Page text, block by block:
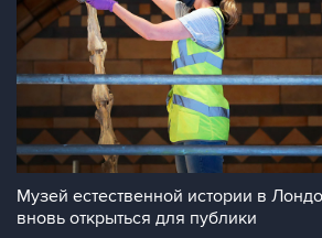
Музей естественной истории в
вновь открыться для публики